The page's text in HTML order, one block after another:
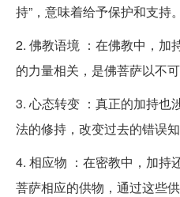
持”，意味着给予保护和支持。
2. 佛教语境 ：在佛教中，加
的力量相关，是佛菩萨以不
3. 心态转变 ：真正的加持也
法的修持，改变过去的错误知
4. 相应物 ：在密教中，加持
菩萨相应的供物，通过这些